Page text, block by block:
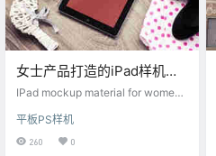
女士产品打造的iPad样机素
材
IPad mockup material for wome
平板PS样机
260 0